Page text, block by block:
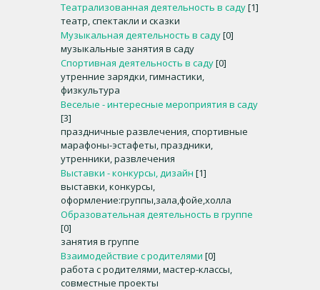
Театрализованная деятельность в саду[1]
театр, спектакли и сказки
Музыкальная деятельность в саду[0]
музыкальные занятия в саду
Спортивная деятельность в саду[0]
утренние зарядки, гимнастики,
физкультура
Веселые - интересные мероприятия в саду
[3]
праздничные развлечения, спортивные
марафоны-эстафеты, праздники,
утренники, развлечения
Выставки - конкурсы, дизайн [1]
выставки, конкурсы,
оформление:группы,зала,фойе,холла
Образовательная деятельность в группе
[0]
занятия в группе
Взаимодействие с родителями [0]
работа с родителями, мастер-классы,
совместные проекты